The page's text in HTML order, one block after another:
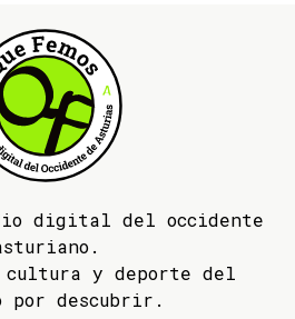
digital del occidente
cultura y deporte del
por descubrir.